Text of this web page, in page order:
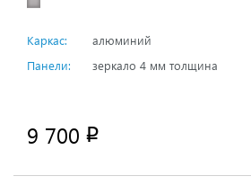
Каркас:
алюминий
Панели:
зеркало 4 мм толщина
9 700 p